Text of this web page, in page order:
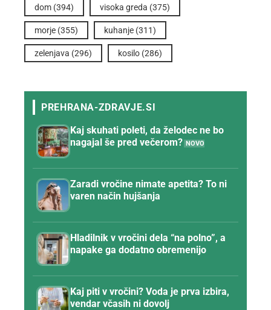
dom (394) visoka greda (375)
morje (355) kuhanje (311)
zelenjava (296) kosilo (286)
Kaj skuhati poleti, da želodec ne bo
nagajal še pred večerom?
Zaradi vročine nimate apetita? To ni
varen način hujšanja
Hladilnik v vročini dela “na polno”, a
napake ga dodatno obremenijo
Kaj piti v vročini? Voda je prva izbira,
vendar včasih ni dovolj